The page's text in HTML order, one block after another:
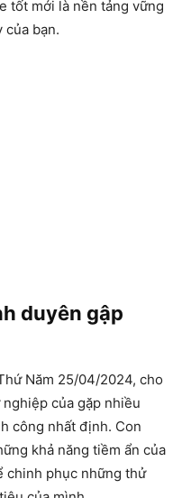
tốt mới là nền tảng vững
của bạn.
duyên gập
Năm 25/04/2024, cho
của gặp nhiều
công nhất định. Con
khả năng tiềm ẩn của
chinh phục những thử